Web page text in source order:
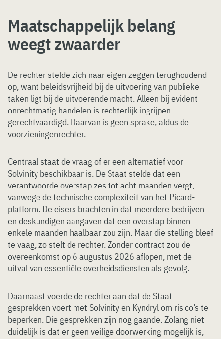
Maatschappelijk belang
weegt zwaarder
De rechter stelde zich naar eigen zeggen terughoudend
op, want beleidsvrijheid bij de uitvoering van publieke
taken ligt bij de uitvoerende macht. Alleen bij evident
onrechtmatig handelen is rechterlijk ingrijpen
gerechtvaardigd. Daarvan is geen sprake, aldus de
voorzieningenrechter.
Centraal staat de vraag of er een alternatief voor
Solvinity beschikbaar is. De Staat stelde dat een
verantwoorde overstap zes tot acht maanden vergt,
vanwege de technische complexiteit van het Picard-
platform. De eisers brachten in dat meerdere bedrijven
en deskundigen aangaven dat een overstap binnen
enkele maanden haalbaar zou zijn. Maar die stelling bleef
te vaag, zo stelt de rechter. Zonder contract zou de
overeenkomst op 6 augustus 2026 aflopen, met de
uitval van essentiële overheidsdiensten als gevolg.
Daarnaast voerde de rechter aan dat de Staat
gesprekken voert met Solvinity en Kyndryl om risico’s te
beperken. Die gesprekken zijn nog gaande. Zolang niet
duidelijk is dat er geen veilige doorwerking mogelijk is,